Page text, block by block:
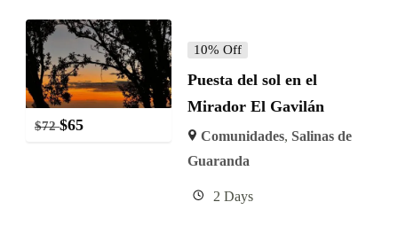
$72 $65
10% Off
Puesta del sol en el
Mirador El Gavilán
Comunidades, Salinas de
Guaranda
2 Days